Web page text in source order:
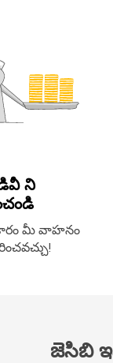
ని
మీ వాహనం
జెసిబి